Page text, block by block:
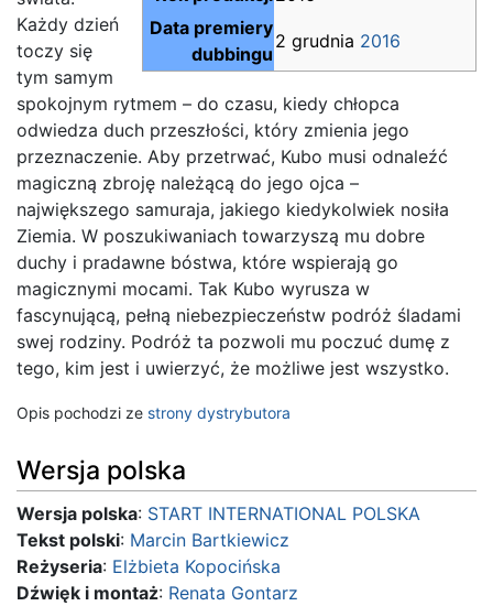
Data premiery
dubbingu
2 grudnia 2016
Każdy dzień
toczy się
tym samym
spokojnym rytmem – do czasu, kiedy chłopca
odwiedza duch przeszłości, który zmienia jego
przeznaczenie. Aby przetrwać, Kubo musi odnaleźć
magiczną zbroję należącą do jego ojca –
największego samuraja, jakiego kiedykolwiek nosiła
Ziemia. W poszukiwaniach towarzyszą mu dobre
duchy i pradawne bóstwa, które wspierają go
magicznymi mocami. Tak Kubo wyrusza w
fascynującą, pełną niebezpieczeństw podróż śladami
swej rodziny. Podróż ta pozwoli mu poczuć dumę z
tego, kim jest i uwierzyć, że możliwe jest wszystko.
Opis pochodzi ze strony dystrybutora
Wersja polska
Wersja polska: START INTERNATIONAL POLSKA
Tekst polski: Marcin Bartkiewicz
Reżyseria: Elżbieta Kopocińska
Dźwięk i montaż: Renata Gontarz